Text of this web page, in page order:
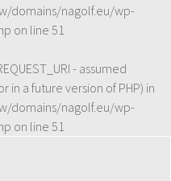
domains/nagolf.eu/wp-
on line 51
- assumed
in a future version of PHP) in
domains/nagolf.eu/wp-
on line 51